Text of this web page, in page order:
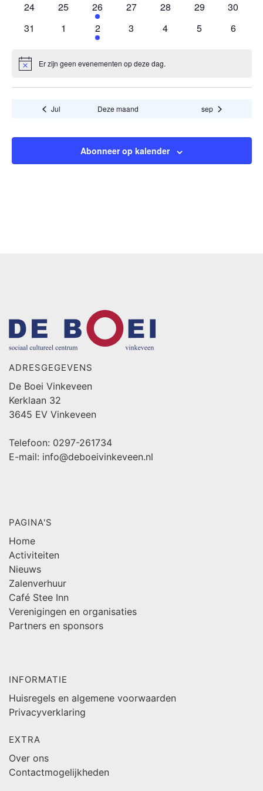
0
24
0
activiteiten
25
1
activiteit
26
0
27
0
28
0
29
0
30
0
31
0
activiteiten
1
1
activiteit
2
0
3
0
4
0
5
0
6
BerichtEr zijn geen evenementen op deze dag.
Jul Deze maand sep
Abonneer op kalender
ADRESGEGEVENS
De Boei Vinkeveen
Kerklaan 32
3645 EV Vinkeveen
Telefoon: 0297-261734
E-mail: info@deboeivinkeveen.nl
PAGINA'S
Home
Activiteiten
Nieuws
Zalenverhuur
Café Stee Inn
Verenigingen en organisaties
Partners en sponsors
INFORMATIE
Huisregels en algemene voorwaarden
Privacyverklaring
EXTRA
Over ons
Contactmogelijkheden